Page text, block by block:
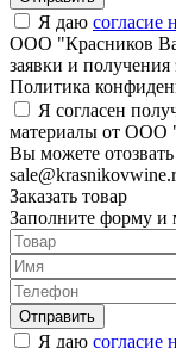
Я даю согласие
ООО "Красников
заявки и
Политика
Я согласен
материалы от ООО
Вы можете отозвать
Заказать товар
Заполните форму и
Отправить
Я даю согласие